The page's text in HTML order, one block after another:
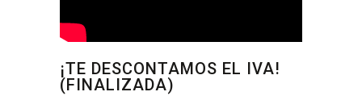
¡TE DESCONTAMOS EL IVA!
(FINALIZADA)